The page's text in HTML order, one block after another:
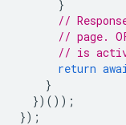
}
//
// page.
// is
return
}
})());
});